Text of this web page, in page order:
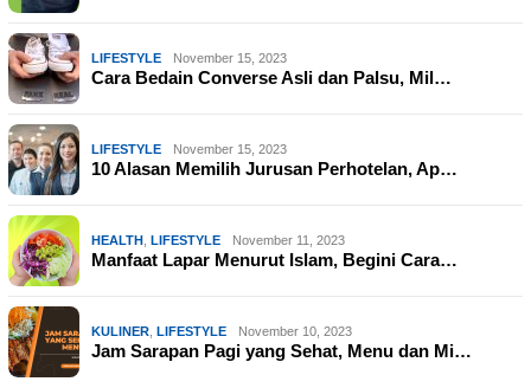
LIFESTYLE November 15, 2023
Cara Bedain Converse Asli dan Palsu, Mil…
LIFESTYLE November 15, 2023
10 Alasan Memilih Jurusan Perhotelan, Ap…
HEALTH LIFESTYLE November 11, 2023
Manfaat Lapar Menurut Islam, Begini Cara…
KULINER LIFESTYLE November 10, 2023
Jam Sarapan Pagi yang Sehat, Menu dan Mi…